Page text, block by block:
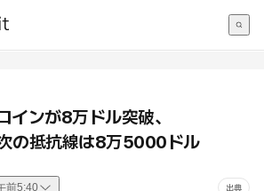
インが8万ドル突破、
の抵抗線は8万5000ドル
前5:40 出典